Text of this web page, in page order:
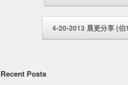
4-20-2013 晨更分享 (
Recent Posts